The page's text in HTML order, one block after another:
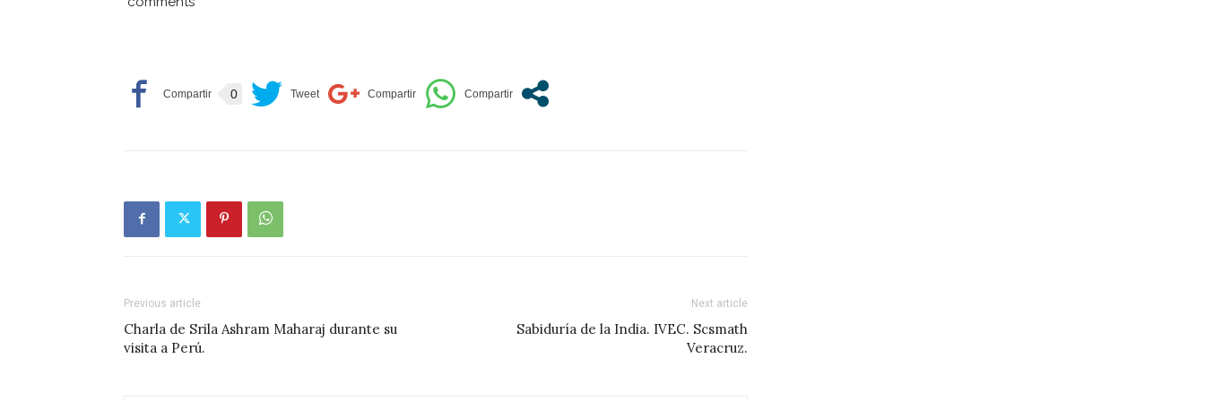
0
Previous article
Charla de Srila Ashram Maharaj durante su
visita a Perú.
Next article
Sabiduría de la India. IVEC. Scsmath
Veracruz.